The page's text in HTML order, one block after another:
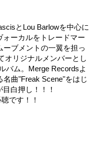
とLou Barlowを中心に
ーカルをトレードマー
ーブメントの一翼を担っ
オリジナルメンバーとし
バム。Merge Recordsよ
曲"Freak Scene"をはじ
白押し！！！
です！！